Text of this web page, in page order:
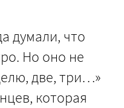
думали, что
Но оно не
две, три…»
которая